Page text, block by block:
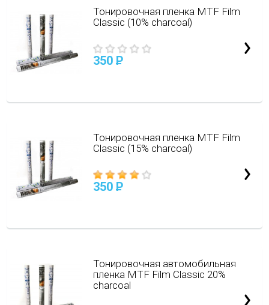
Тонировочная пленка MTF Film
Classic (10% charcoal)
350 P
Тонировочная пленка MTF Film
Classic (15% charcoal)
350 P
Тонировочная автомобильная
пленка MTF Film Classic 20%
charcoal